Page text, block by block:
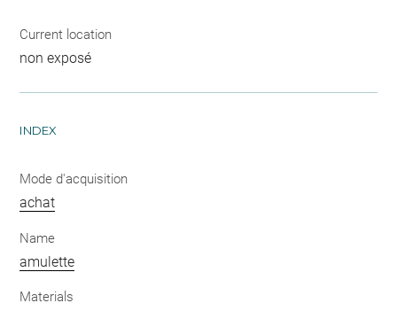
Current location
non exposé
INDEX
Mode d'acquisition
achat
Name
amulette
Materials